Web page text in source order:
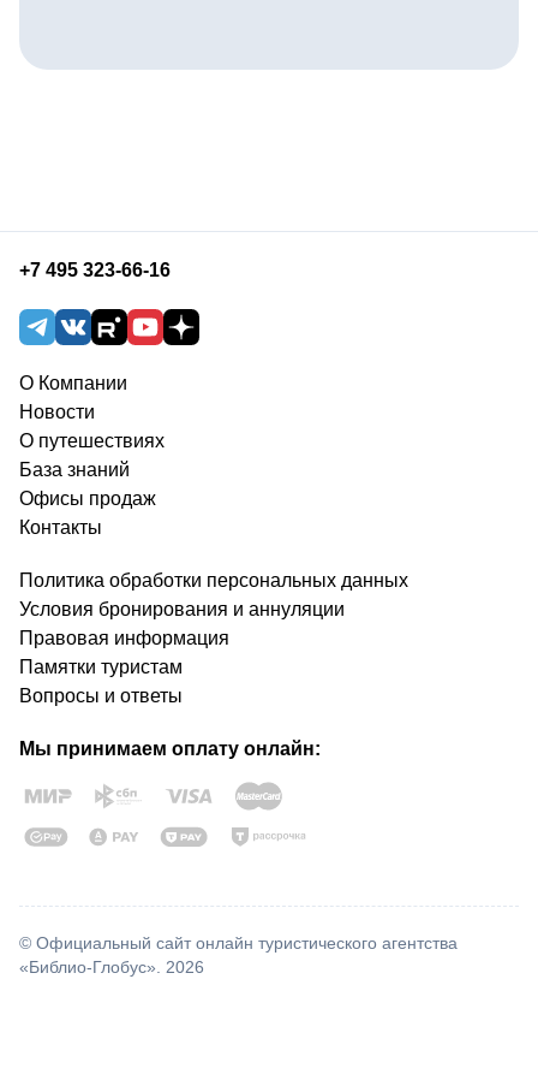
+7 495 323-66-16
О Компании
Новости
О путешествиях
База знаний
Офисы продаж
Контакты
Политика обработки персональных данных
Условия бронирования и аннуляции
Правовая информация
Памятки туристам
Вопросы и ответы
Мы принимаем оплату онлайн:
© Официальный сайт онлайн туристического агентства
«Библио-Глобус». 2026